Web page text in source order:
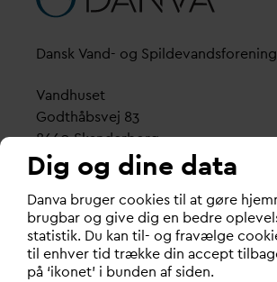
Dansk Vand- og Spildevandsforening
Vandhuset
Godthåbsvej 83
8660 Skanderborg
København
Vester Farimagsgade 1, 5. sal.
1606 København V
Tlf.: 70 21 00 55
Dig og dine data
Danva bruger cookies til at gøre
brugbar og give dig en bedre
statistik. Du kan til- og fravælge
til enhver tid trække din accept
på ‘ikonet’ i bunden af siden.